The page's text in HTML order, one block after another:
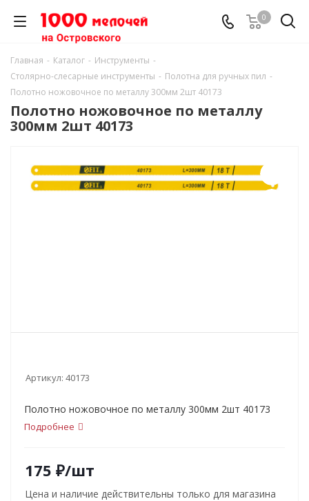
0
Главная - Каталог - Инструменты -
Столярно-слесарные инструменты - Полотна для ручных пил -
Полотно ножовочное по металлу 300мм 2шт 40173
Полотно ножовочное по металлу
300мм 2шт 40173
Артикул: 40173
Полотно ножовочное по металлу 300мм 2шт 40173
Подробнее
175 ₽/шт
Цена и наличие действительны только для магазина